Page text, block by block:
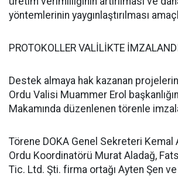
yöntemlerinin yaygınlaştırılması
PROTOKOLLER VALİLİKTE İMZALANDI
Destek almaya hak kazanan
Ordu Valisi Muammer Erol
Makamında düzenlenen törenle
Törene DOKA Genel Sekreteri Kemal
Ordu Koordinatörü Murat Aladağ,
Tic. Ltd. Şti. firma ortağı Ayten Şen